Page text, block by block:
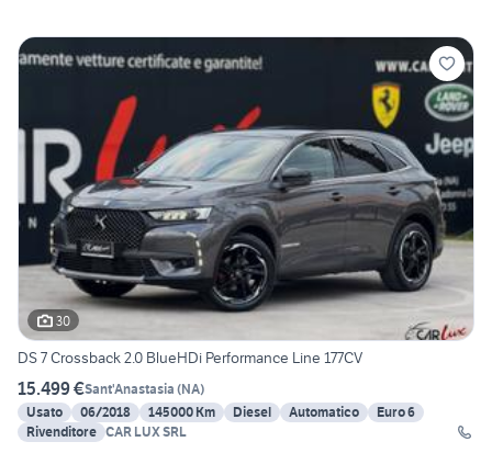
30
DS 7 Crossback 2.0 BlueHDi Performance Line 177CV
15.499 €Sant'Anastasia (NA)
Usato
06/2018 145000 Km Diesel Automatico
Euro 6
Rivenditore CAR LUX SRL